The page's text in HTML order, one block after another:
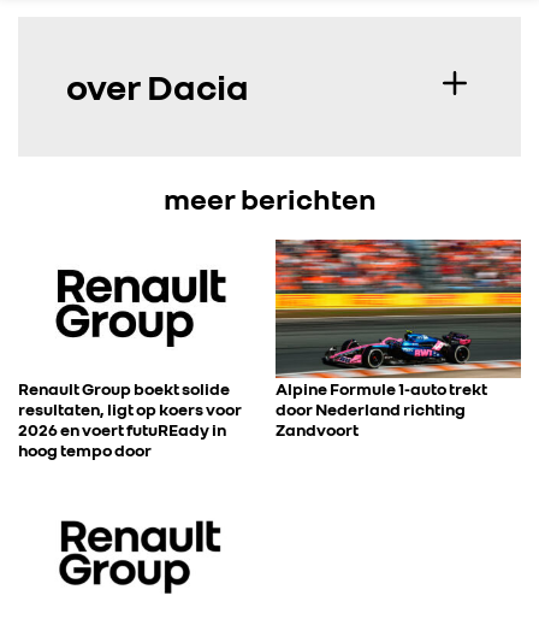
over Dacia
meer berichten
Renault Group boekt solide
resultaten, ligt op koers voor
2026 en voert futuREady in
hoog tempo door
Alpine Formule 1-auto trekt
door Nederland richting
Zandvoort